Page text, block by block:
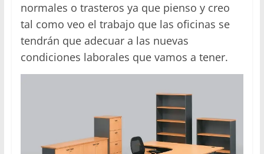
normales o trasteros ya que pienso y creo
tal como veo el trabajo que las oficinas se
tendrán que adecuar a las nuevas
condiciones laborales que vamos a tener.